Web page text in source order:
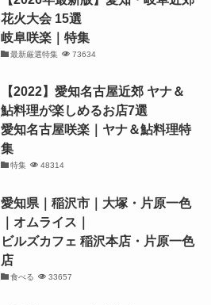
花火大会 15選
岐阜咲楽｜特集
最新厳選特集 73634
【2022】愛知名古屋近郊 ヤナ＆
鮎料理が楽しめるお店7選
愛知名古屋咲楽｜ヤナ＆鮎料理特
集
特集 48314
愛知県｜稲沢市｜大塚・片原一色
｜オムライス｜
ビルズカフェ 稲沢本店・片原一色
店
食べる 33657